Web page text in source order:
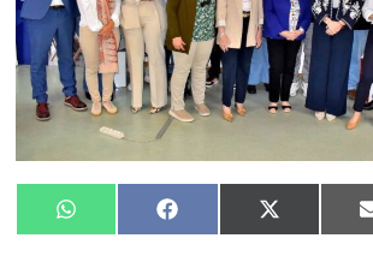
Compartir
en
WhatsAppCompartir
en
Facebook
en
X
(Twitter)